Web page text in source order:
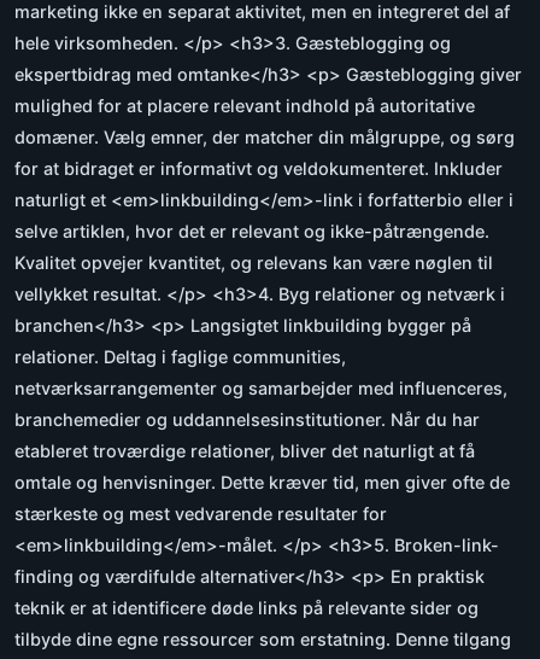
marketing ikke en separat aktivitet, men en integreret del af
hele virksomheden. </p> <h3>3. Gæsteblogging og
ekspertbidrag med omtanke</h3> <p> Gæsteblogging giver
mulighed for at placere relevant indhold på autoritative
domæner. Vælg emner, der matcher din målgruppe, og sørg
for at bidraget er informativt og veldokumenteret. Inkluder
naturligt et <em>linkbuilding</em>-link i forfatterbio eller i
selve artiklen, hvor det er relevant og ikke-påtrængende.
Kvalitet opvejer kvantitet, og relevans kan være nøglen til
vellykket resultat. </p> <h3>4. Byg relationer og netværk i
branchen</h3> <p> Langsigtet linkbuilding bygger på
relationer. Deltag i faglige communities,
netværksarrangementer og samarbejder med influenceres,
branchemedier og uddannelsesinstitutioner. Når du har
etableret troværdige relationer, bliver det naturligt at få
omtale og henvisninger. Dette kræver tid, men giver ofte de
stærkeste og mest vedvarende resultater for
<em>linkbuilding</em>-målet. </p> <h3>5. Broken-link-
finding og værdifulde alternativer</h3> <p> En praktisk
teknik er at identificere døde links på relevante sider og
tilbyde dine egne ressourcer som erstatning. Denne tilgang